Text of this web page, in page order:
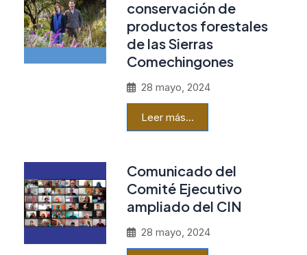
conservación de
productos forestales
de las Sierras
Comechingones
28 mayo, 2024
Leer más…
Comunicado del
Comité Ejecutivo
ampliado del CIN
28 mayo, 2024